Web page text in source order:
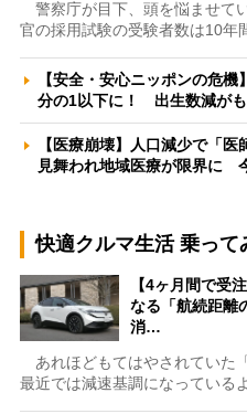
警察庁が目下、頭を悩ませて
官の採用試験の受験者数は10年
【安全・安心ニッポンの危
分の1以下に！ 出生数減が
【医療崩壊】人口減少で「
見舞われ地域医療が限界に
快適クルマ生活 乗って
【4ヶ月間で受
なる「航続距離
消…
あれほどもてはやされていた
最近では減速基調になっている